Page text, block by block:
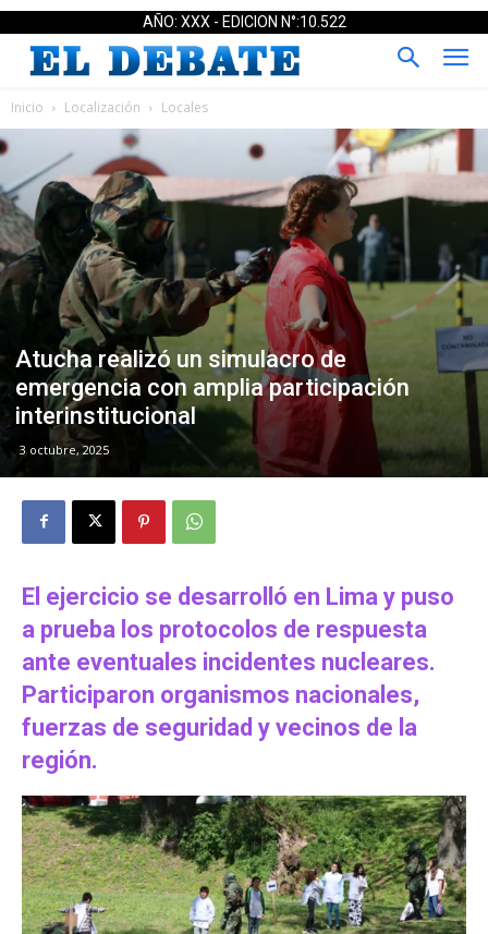
AÑO: XXX - EDICION N°:10.522
Inicio Localización Locales
Atucha realizó un simulacro de
emergencia con amplia participación
interinstitucional
3 octubre, 2025
El ejercicio se desarrolló en Lima y puso
a prueba los protocolos de respuesta
ante eventuales incidentes nucleares.
Participaron organismos nacionales,
fuerzas de seguridad y vecinos de la
región.